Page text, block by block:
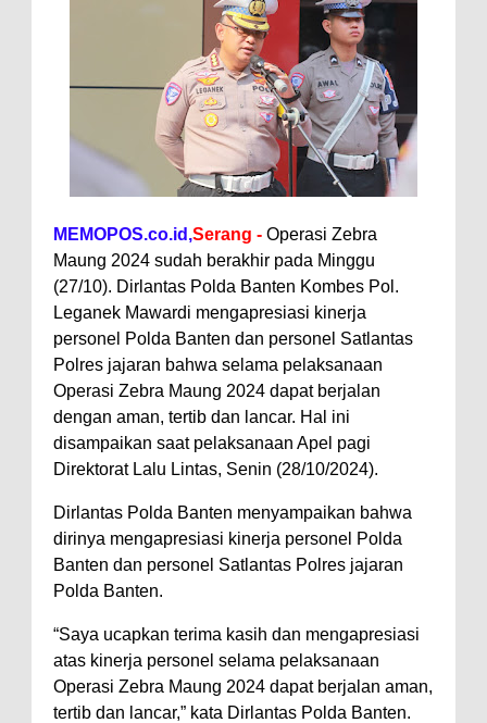
MEMOPOS.co.id,Serang - Operasi Zebra
Maung 2024 sudah berakhir pada Minggu
(27/10). Dirlantas Polda Banten Kombes Pol.
Leganek Mawardi mengapresiasi kinerja
personel Polda Banten dan personel Satlantas
Polres jajaran bahwa selama pelaksanaan
Operasi Zebra Maung 2024 dapat berjalan
dengan aman, tertib dan lancar. Hal ini
disampaikan saat pelaksanaan Apel pagi
Direktorat Lalu Lintas, Senin (28/10/2024).
Dirlantas Polda Banten menyampaikan bahwa
dirinya mengapresiasi kinerja personel Polda
Banten dan personel Satlantas Polres jajaran
Polda Banten.
“Saya ucapkan terima kasih dan mengapresiasi
atas kinerja personel selama pelaksanaan
Operasi Zebra Maung 2024 dapat berjalan aman,
tertib dan lancar,” kata Dirlantas Polda Banten.